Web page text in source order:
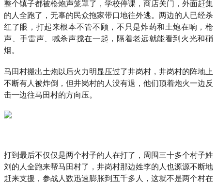
整个镇子都被枪炮声笼罩了，学校停课，商店关门，外面赶集
的人全跑了，无辜的民众拖家带口地往外逃。两边的人已经杀
红了眼，打起来根本不管不顾，不只是炸药和土炮在响，枪
声、手雷声、喊杀声搅在一起，隔着老远就能看到火光和硝
烟。
马田村搬出土炮以后火力明显压过了井岗村，井岗村的阵地上
不断有人被炸倒，但井岗村的人没有退，他们顶着炮火一边反
击一边往马田村的方向压。
打到最后不仅仅是两个村子的人在打了，周围三十多个村子姓
刘的人全跑来帮马田村了，井岗村那边姓李的人也源源不断地
赶来支援，参战人数迅速膨胀到五千多人，这就不是两个村在